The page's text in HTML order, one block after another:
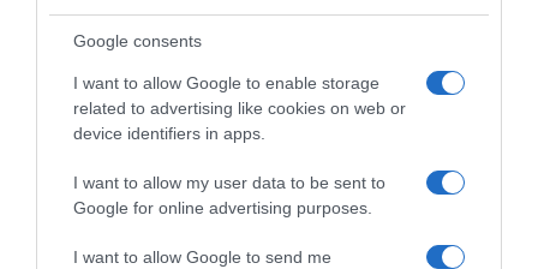
Google consents
I want to allow Google to enable storage
related to advertising like cookies on web or
device identifiers in apps.
I want to allow my user data to be sent to
Google for online advertising purposes.
I want to allow Google to send me